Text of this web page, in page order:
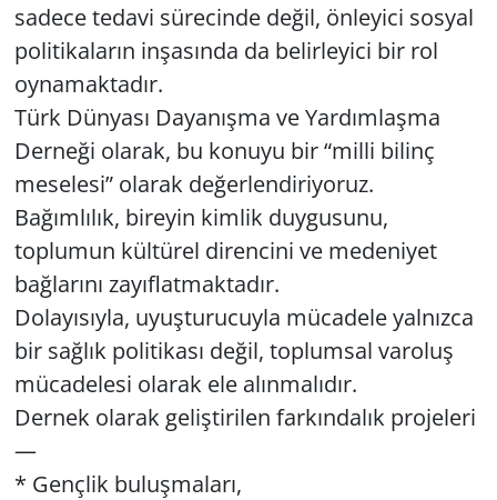
sadece tedavi sürecinde değil, önleyici sosyal
politikaların inşasında da belirleyici bir rol
oynamaktadır.
Türk Dünyası Dayanışma ve Yardımlaşma
Derneği olarak, bu konuyu bir “milli bilinç
meselesi” olarak değerlendiriyoruz.
Bağımlılık, bireyin kimlik duygusunu,
toplumun kültürel direncini ve medeniyet
bağlarını zayıflatmaktadır.
Dolayısıyla, uyuşturucuyla mücadele yalnızca
bir sağlık politikası değil, toplumsal varoluş
mücadelesi olarak ele alınmalıdır.
Dernek olarak geliştirilen farkındalık projeleri
—
* Gençlik buluşmaları,